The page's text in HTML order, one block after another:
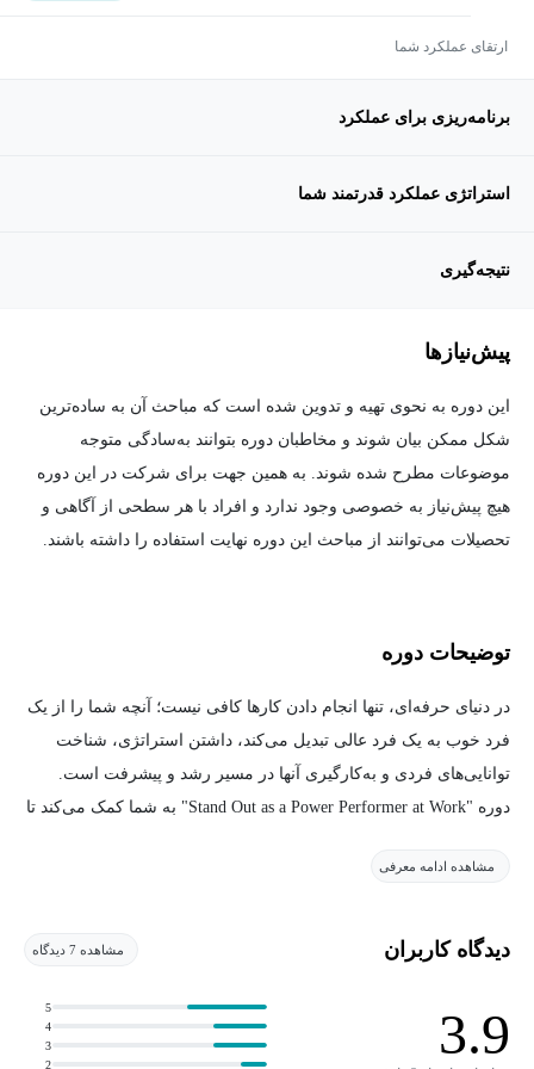
ارتقای عملکرد شما
برنامه‌ریزی برای عملکرد
استراتژی عملکرد قدرتمند شما
نتیجه‌گیری
پیش‌نیاز‌ها
این دوره به نحوی تهیه و تدوین شده است که مباحث آن به ساده‌ترین
شکل ممکن بیان شوند و مخاطبان دوره بتوانند به‌سادگی متوجه
موضوعات مطرح شده شوند. به همین جهت برای شرکت در این دوره
هیچ پیش‌نیاز به خصوصی وجود ندارد و افراد با هر سطحی از آگاهی و
تحصیلات می‌توانند از مباحث این دوره نهایت استفاده را داشته باشند.
توضیحات دوره
در دنیای حرفه‌ای، تنها انجام دادن کارها کافی نیست؛ آنچه شما را از یک
فرد خوب به یک فرد عالی تبدیل می‌کند، داشتن استراتژی، شناخت
توانایی‌های فردی و به‌کارگیری آنها در مسیر رشد و پیشرفت است.
دوره "Stand Out as a Power Performer at Work" به شما کمک می‌کند تا
فراتر بروید و به یک فرد برجسته در محیط کار تبدیل شوید.
نیکول داو، با ارائه راهکارهای کاربردی، شما را در فرآیند شناخت نقاط
قوت، ایجاد هماهنگی میان شغل و اهداف شخصی، و بهبود عملکرد
فردی همراهی می‌کند. در این مسیر، یاد می‌گیرید که چگونه
اعتمادبه‌نفس خود را افزایش دهید، خود را به‌درستی به مدیران و
مشاهده ادامه معرفی
دیدگاه کاربران مشاهده 7 دیدگاه
3.9
2
3
4
5